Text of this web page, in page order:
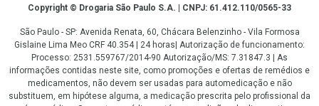
CopyrightCopyright © Drogaria São Paulo S.A. | CNPJ: 61.412.110/0565-33
São Paulo - SP: Avenida Renata, 60, Chácara Belenzinho - Vila Formosa
Gislaine Lima Meo CRF 40.354 | 24 horas| Autorização de funcionamento:
Processo: 2531.559767/2014-90 Autorização/MS: 7.31847.3 | As
informações contidas neste site, como promoções e ofertas de remédios e
medicamentos, não devem ser usadas para automedicação e não
substituem, em hipótese alguma, a medicação prescrita pelo profissional da